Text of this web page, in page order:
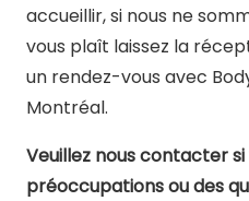
accueillir, si nous ne
vous plaît laissez la
un rendez-vous avec
Montréal.
Veuillez nous contacter si
préoccupations ou des